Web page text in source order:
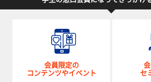
会員限定の
コンテンツやイベント
セ